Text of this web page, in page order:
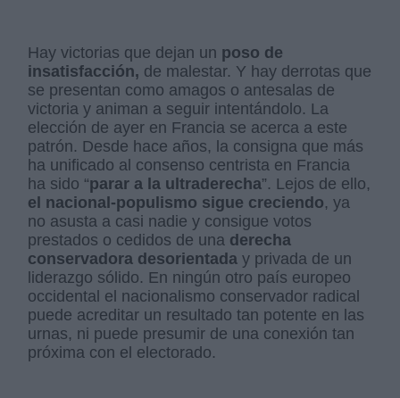
Hay victorias que dejan un poso de
insatisfacción, de malestar. Y hay derrotas que
se presentan como amagos o antesalas de
victoria y animan a seguir intentándolo. La
elección de ayer en Francia se acerca a este
patrón. Desde hace años, la consigna que más
ha unificado al consenso centrista en Francia
ha sido “parar a la ultraderecha”. Lejos de ello,
el nacional-populismo sigue creciendo, ya
no asusta a casi nadie y consigue votos
prestados o cedidos de una derecha
conservadora desorientada y privada de un
liderazgo sólido. En ningún otro país europeo
occidental el nacionalismo conservador radical
puede acreditar un resultado tan potente en las
urnas, ni puede presumir de una conexión tan
próxima con el electorado.